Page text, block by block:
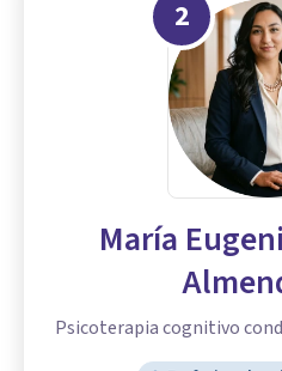
2
María
Psicoterapia cognitivo